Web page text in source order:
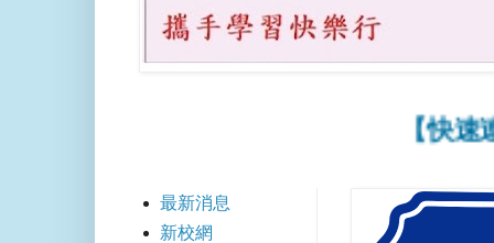
【快速連結
最新消息
新校網